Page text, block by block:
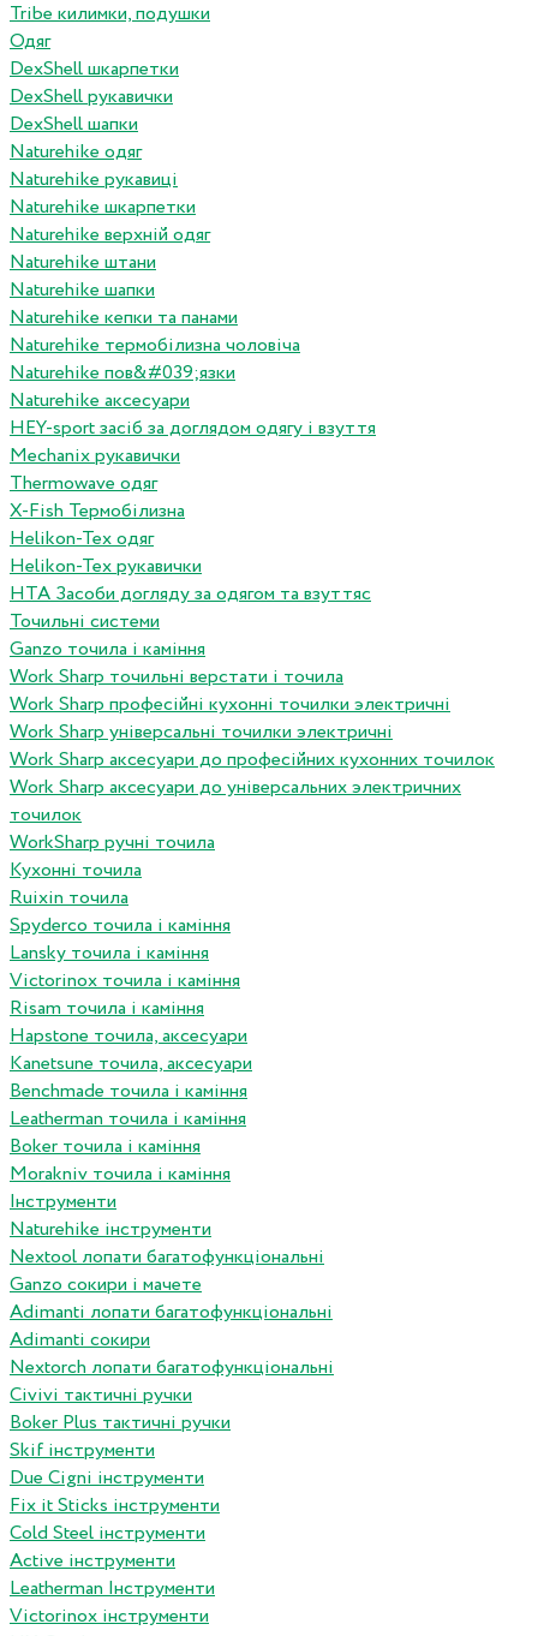
Tribe килимки, подушки
Одяг
DexShell шкарпетки
DexShell рукавички
DexShell шапки
Naturehike одяг
Naturehike рукавиці
Naturehike шкарпетки
Naturehike верхній одяг
Naturehike штани
Naturehike шапки
Naturehike кепки та панами
Naturehike термобілизна чоловіча
Naturehike пов&#039;язки
Naturehike аксесуари
HEY-sport засіб за доглядом одягу і взуття
Mechanix рукавички
Thermowave одяг
X-Fish Термобілизна
Helikon-Tex одяг
Helikon-Tex рукавички
HTA Засоби догляду за одягом та взуттяс
Точильні системи
Ganzo точила і каміння
Work Sharp точильні верстати і точила
Work Sharp професiйнi кухоннi точилки электричнi
Work Sharp унiверсальнi точилки электричнi
Work Sharp аксесуари до професiйних кухонних точилок
Work Sharp аксесуари до унiверсальних электричних
точилок
WorkSharp ручні точила
Кухонні точила
Ruixin точила
Spyderco точила і каміння
Lansky точила і каміння
Victorinox точила і каміння
Risam точила і каміння
Hapstone точила, аксесуари
Kanetsune точила, аксесуари
Benchmade точила і каміння
Leatherman точила і каміння
Boker точила і каміння
Morakniv точила і каміння
Інструменти
Naturehike інструменти
Nextool лопати багатофункціональні
Ganzo сокири і мачете
Adimanti лопати багатофункціональні
Adimanti сокири
Nextorch лопати багатофункціональні
Сivivi тактичні ручки
Boker Plus тактичні ручки
Skif інструменти
Due Cigni інструменти
Fix it Sticks інструменти
Сold Steel інструменти
Active інструменти
Leatherman Інструменти
Victorinox інструменти